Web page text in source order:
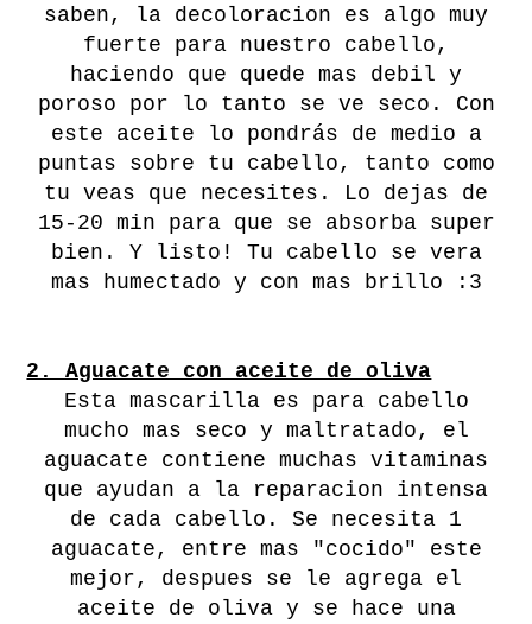
saben, la decoloracion es algo muy
fuerte para nuestro cabello,
haciendo que quede mas debil y
poroso por lo tanto se ve seco. Con
este aceite lo pondrás de medio a
puntas sobre tu cabello, tanto como
tu veas que necesites. Lo dejas de
15-20 min para que se absorba super
bien. Y listo! Tu cabello se vera
mas humectado y con mas brillo :3
2. Aguacate con aceite de oliva
Esta mascarilla es para cabello
mucho mas seco y maltratado, el
aguacate contiene muchas vitaminas
que ayudan a la reparacion intensa
de cada cabello. Se necesita 1
aguacate, entre mas "cocido" este
mejor, despues se le agrega el
aceite de oliva y se hace una